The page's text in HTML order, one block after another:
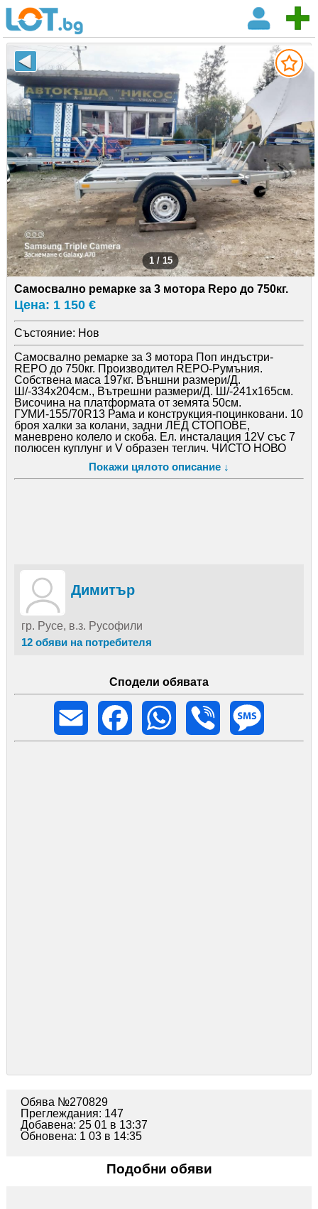
1 / 15
Самосвално ремарке за 3 мотора Repo до 750кг.
Цена: 1 150 €
Състояние: Нов
Самосвално ремарке за 3 мотора Поп индъстри-
REPO до 750кг. Производител REPO-Румъния.
Собствена маса 197кг. Външни размери/Д.
Ш/-334х204см., Вътрешни размери/Д. Ш/-241х165см.
Височина на платформата от земята 50см.
ГУМИ-155/70R13 Рама и конструкция-поцинковани. 10
броя халки за колани, задни ЛЕД СТОПОВЕ,
маневрено колело и скоба. Ел. инсталация 12V със 7
полюсен куплунг и V образен теглич. ЧИСТО НОВО
се с категория B, до 750кг., без застраховка и винетка.
Всички необходими документи за регистрация в КАТ.
Покажи цялото описание ↓
Димитър
гр. Русе, в.з. Русофили
12 обяви на потребителя
Сподели обявата
Email
Facebook WhatsApp Viber
Обява №270829
Преглеждания: 147
Добавена: 25 01 в 13:37
Обновена: 1 03 в 14:35
Подобни обяви